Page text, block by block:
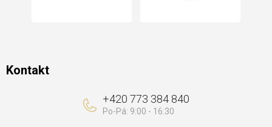
Kontakt
+420 773 384 840